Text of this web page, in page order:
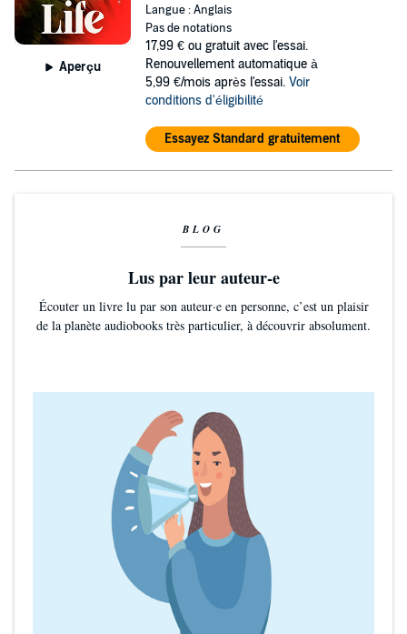
Aperçu
Langue : Anglais
Pas de notations
17,99 € ou gratuit avec l'essai.
Renouvellement automatique à
5,99 €/mois après l'essai. Voir
conditions d'éligibilité
Essayez Standard gratuitement
BLOG
Lus par leur auteur-e
Écouter un livre lu par son auteur·e en personne, c’est un plaisir
de la planète audiobooks très particulier, à découvrir absolument.